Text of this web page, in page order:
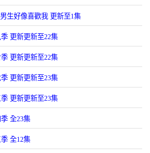
生好像喜歡我 更新至1集
更新更新至22集
更新更新至22集
更新更新至23集
更新更新至23集
全23集
全12集